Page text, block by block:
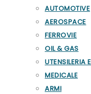
AUTOMOTIVE
AEROSPACE
FERROVIE
OIL & GAS
UTENSILERIA
MEDICALE
ARMI